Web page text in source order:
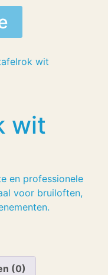
wit
wit
en professionele
voor bruiloften,
(0)